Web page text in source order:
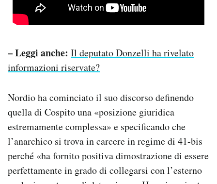
– Leggi anche: Il deputato Donzelli ha rivelato
informazioni riservate?
Nordio ha cominciato il suo discorso definendo
quella di Cospito una «posizione giuridica
estremamente complessa» e specificando che
l’anarchico si trova in carcere in regime di 41-bis
perché «ha fornito positiva dimostrazione di essere
perfettamente in grado di collegarsi con l’esterno